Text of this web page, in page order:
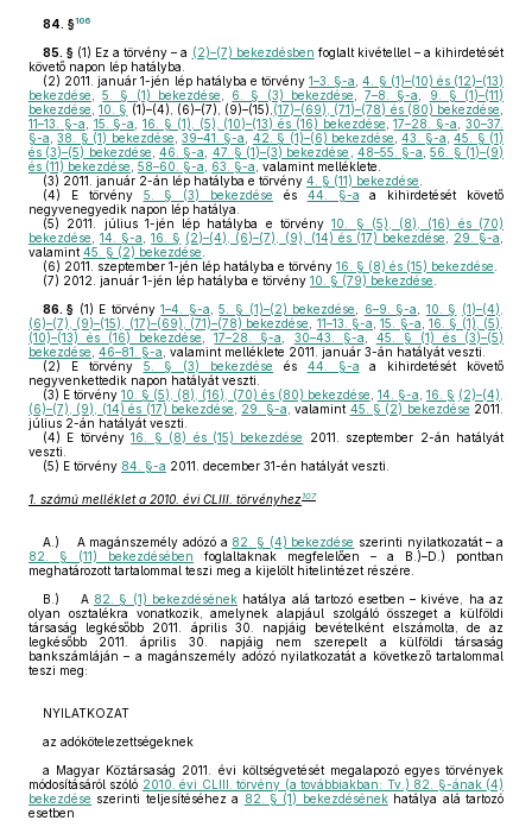
84. §106
85. § (1) Ez a törvény – a (2)–(7) bekezdésben foglalt kivétellel – a kihirdetését
követő napon lép hatályba.
(2) 2011. január 1-jén lép hatályba e törvény1–3. §-a ,4. § (1)–(10) és (12)–(13)
bekezdése ,5. § (1) bekezdése 6. § (3) bekezdése ,7–8. §-a
9. § (1)–(11)
bekezdése ,10. § (1)–(4), (6)–(7), (9)–(15), (17)–(69), (71)–(78) és (80) bekezdése
11–13. §-a
15. §-a ,16. § (1), (5), (10)–(13) és (16) bekezdése ,17–28. §-a ,30–37.
§-a ,38. § (1) bekezdése ,39–41. §-a 42. § (1)–(6) bekezdése ,43. §-a ,45. § (1)
és (3)–(5) bekezdése 46. §-a 47. § (1)–(3) bekezdése 48–55. §-a ,56. § (1)–(9)
és (11) bekezdése 58–60. §-a 63. §-a , valamint melléklete.
(3) 2011. január 2-án lép hatályba e törvény 4. § (11) bekezdése
(4) E törvény 5. § (3) bekezdése és 44. §-a a kihirdetését követő
negyvenegyedik napon lép hatálya.
(5) 2011. július 1-jén lép hatályba e törvény10. § (5), (8), (16) és (70)
bekezdése ,14. §-a ,16. § (2)–(4), (6)–(7), (9), (14) és (17) bekezdése 29. §-a
valamint 45. § (2) bekezdése
(6) 2011. szeptember 1-jén lép hatályba e törvény 16. § (8) és (15) bekezdése
(7) 2012. január 1-jén lép hatályba e törvény 10. § (79) bekezdése
86. § (1) E törvény1–4. §-a ,5. § (1)–(2) bekezdése 6–9. §-a 10. § (1)–(4),
(6)–(7), (9)–(15), (17)–(69), (71)–(78) bekezdése
11–13. §-a ,15. §-a ,16. § (1), (5),
(10)–(13) és (16) bekezdése
,17–28. §-a 30–43. §-a
45. § (1) és (3)–(5)
bekezdése 46–81. §-a , valamint melléklete 2011. január 3-án hatályát veszti.
(2) E törvény 5. § (3) bekezdése és 44. §-a a kihirdetését követő
negyvenkettedik napon hatályát veszti.
(3) E törvény10. § (5), (8), (16), (70) és (80) bekezdése 14. §-a 16. § (2)–(4),
(6)–(7), (9), (14) és (17) bekezdése
29. §-a , valamint 45. § (2) bekezdése 2011.
július 2-án hatályát veszti.
(4) E törvény16. § (8) és (15) bekezdése
2011. szeptember 2-án hatályát
veszti.
(5) E törvény 84. §-a 2011. december 31-én hatályát veszti.
1. számú melléklet a 2010. évi CLIII. törvényhez107
A.) A magánszemély adózó a 82. § (4) bekezdése szerinti nyilatkozatát – a
82. § (11) bekezdésében foglaltaknak megfelelően – a B.)–D.) pontban
meghatározott tartalommal teszi meg a kijelölt hitelintézet részére.
B.) A 82. § (1) bekezdésének hatálya alá tartozó esetben – kivéve, ha az
olyan osztalékra vonatkozik, amelynek alapjául szolgáló összeget a külföldi
társaság legkésőbb 2011. április 30. napjáig bevételként elszámolta, de az
legkésőbb 2011. április 30. napjáig nem szerepelt a külföldi társaság
bankszámláján – a magánszemély adózó nyilatkozatát a következő tartalommal
teszi meg:
NYILATKOZAT
az adókötelezettségeknek
a Magyar Köztársaság 2011. évi költségvetését megalapozó egyes törvények
módosításáról szóló 2010. évi CLIII. törvény (a továbbiakban: Tv.) 82. §-ának (4)
bekezdése szerinti teljesítéséhez a 82. § (1) bekezdésénekhatálya alá tartozó
esetben